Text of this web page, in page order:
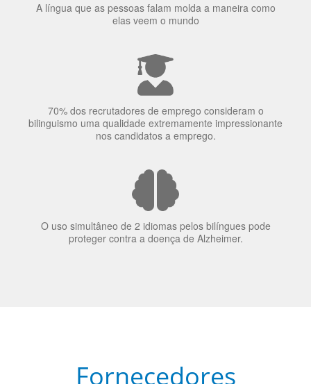
A língua que as pessoas falam molda a maneira como
elas veem o mundo
70% dos recrutadores de emprego consideram o
bilinguismo uma qualidade extremamente impressionante
nos candidatos a emprego.
O uso simultâneo de 2 idiomas pelos bilíngues pode
proteger contra a doença de Alzheimer.
Fornecedores